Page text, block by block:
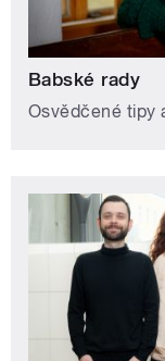
Babské rady
Osvědčené tipy